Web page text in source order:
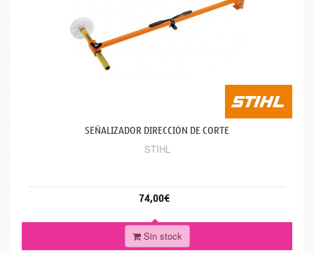
SEÑALIZADOR DIRECCIÓN DE CORTE
STIHL
74,00€
Sin stock